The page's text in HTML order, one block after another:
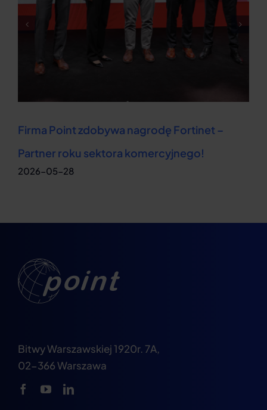
Firma Point zdobywa nagrodę Fortinet –
Partner roku sektora komercyjnego!
Bitwy Warszawskiej 1920r. 7A,
02-366 Warszawa